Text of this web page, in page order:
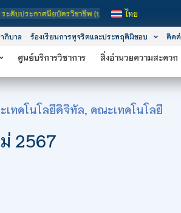
วิชาชีพ (ปวช.), ระดับประกาศนียบัตรวิชาชีพชั้นสูง (ป
ไทย
ภิบาล ร้องเรียนการทุจริตและประพฤติมิชอบ ติดต่
ศูนย์บริการวิชาการ สิ่งอำนวยความสะดวก
เทคโนโลยีดิจิทัล, คณะเทคโนโลยี
2567